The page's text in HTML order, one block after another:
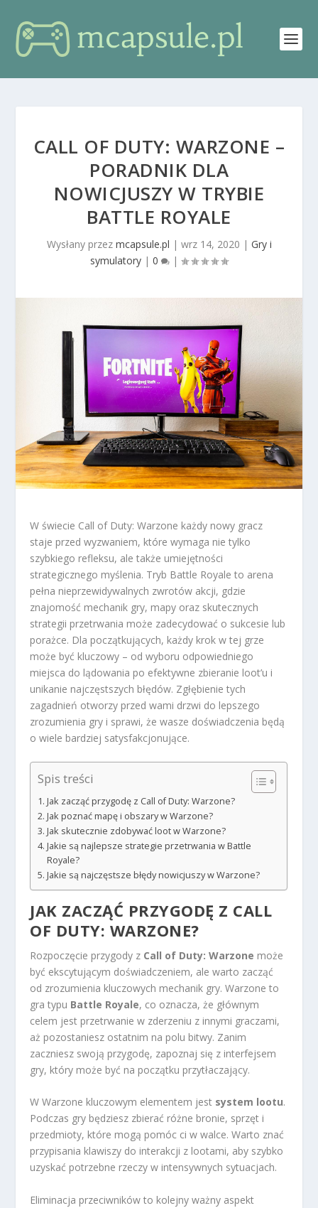
CALL OF DUTY: WARZONE –
PORADNIK DLA
NOWICJUSZY W TRYBIE
BATTLE ROYALE
Wysłany przez mcapsule.pl | wrz 14, 2020 | Gry i
symulatory | 0 |
W świecie Call of Duty: Warzone każdy nowy gracz
staje przed wyzwaniem, które wymaga nie tylko
szybkiego refleksu, ale także umiejętności
strategicznego myślenia. Tryb Battle Royale to arena
pełna nieprzewidywalnych zwrotów akcji, gdzie
znajomość mechanik gry, mapy oraz skutecznych
strategii przetrwania może zadecydować o sukcesie lub
porażce. Dla początkujących, każdy krok w tej grze
może być kluczowy – od wyboru odpowiedniego
miejsca do lądowania po efektywne zbieranie loot’u i
unikanie najczęstszych błędów. Zgłębienie tych
zagadnień otworzy przed wami drzwi do lepszego
zrozumienia gry i sprawi, że wasze doświadczenia będą
o wiele bardziej satysfakcjonujące.
Spis treści
Jak zacząć przygodę z Call of Duty: Warzone?
Jak poznać mapę i obszary w Warzone?
Jak skutecznie zdobywać loot w Warzone?
Jakie są najlepsze strategie przetrwania w Battle
Royale?
Jakie są najczęstsze błędy nowicjuszy w Warzone?
JAK ZACZĄĆ PRZYGODĘ Z CALL
OF DUTY: WARZONE?
Rozpoczęcie przygody z Call of Duty: Warzone może
być ekscytującym doświadczeniem, ale warto zacząć
od zrozumienia kluczowych mechanik gry. Warzone to
gra typu Battle Royale, co oznacza, że głównym
celem jest przetrwanie w zderzeniu z innymi graczami,
aż pozostaniesz ostatnim na polu bitwy. Zanim
zaczniesz swoją przygodę, zapoznaj się z interfejsem
gry, który może być na początku przytłaczający.
W Warzone kluczowym elementem jest system lootu.
Podczas gry będziesz zbierać różne bronie, sprzęt i
przedmioty, które mogą pomóc ci w walce. Warto znać
przypisania klawiszy do interakcji z lootami, aby szybko
uzyskać potrzebne rzeczy w intensywnych sytuacjach.
Eliminacja przeciwników to kolejny ważny aspekt